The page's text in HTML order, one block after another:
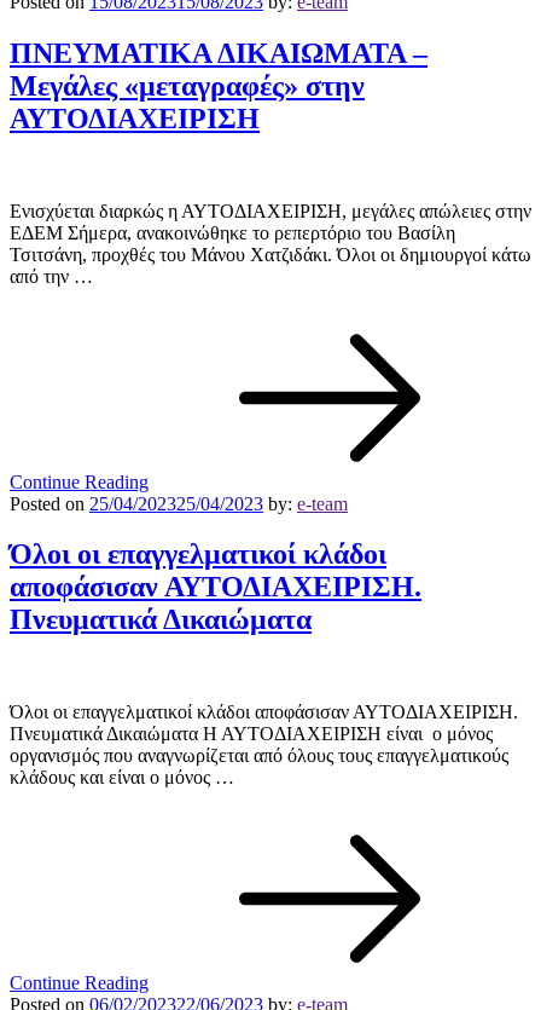
ΠΝΕΥΜΑΤΙΚΑ ΔΙΚΑΙΩΜΑΤΑ –
Μεγάλες «μεταγραφές» στην
ΑΥΤΟΔΙΑΧΕΙΡΙΣΗ
Ενισχύεται διαρκώς η ΑΥΤΟΔΙΑΧΕΙΡΙΣΗ, μεγάλες απώλειες στην
ΕΔΕΜ Σήμερα, ανακοινώθηκε το ρεπερτόριο του Βασίλη
Τσιτσάνη, προχθές του Μάνου Χατζιδάκι. Όλοι οι δημιουργοί κάτω
από την …
Continue Reading
Posted on 25/04/202325/04/2023 by: e-team
Όλοι οι επαγγελματικοί κλάδοι
αποφάσισαν ΑΥΤΟΔΙΑΧΕΙΡΙΣΗ.
Πνευματικά Δικαιώματα
Όλοι οι επαγγελματικοί κλάδοι αποφάσισαν ΑΥΤΟΔΙΑΧΕΙΡΙΣΗ.
Πνευματικά Δικαιώματα Η ΑΥΤΟΔΙΑΧΕΙΡΙΣΗ είναι ο μόνος
οργανισμός που αναγνωρίζεται από όλους τους επαγγελματικούς
κλάδους και είναι ο μόνος …
Continue Reading
Posted on 06/02/202322/06/2023 by: e-team